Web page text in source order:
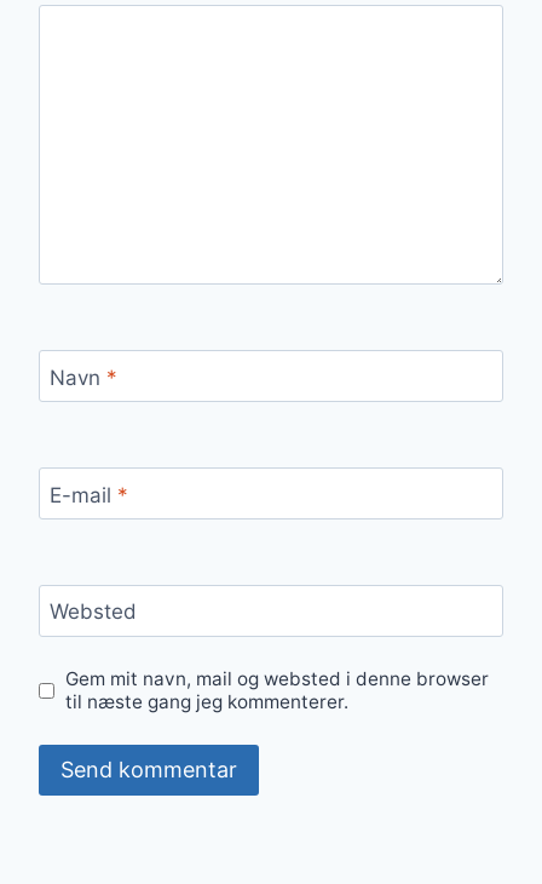
Navn *
E-mail *
Websted
Gem mit navn, mail og websted i denne browser
til næste gang jeg kommenterer.